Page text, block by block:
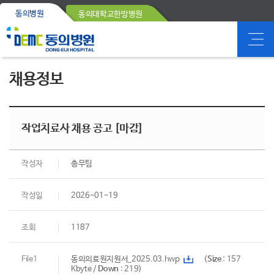
동의병원 동의대학교한방병원
채용정보
작업치료사 채용 공고 [마감]
작성자 총무팀
작성일 2026-01-19
조회 1187
File1 동의의료원지원서_2025.03.hwp (Size: 157
Kbyte / Down : 219)